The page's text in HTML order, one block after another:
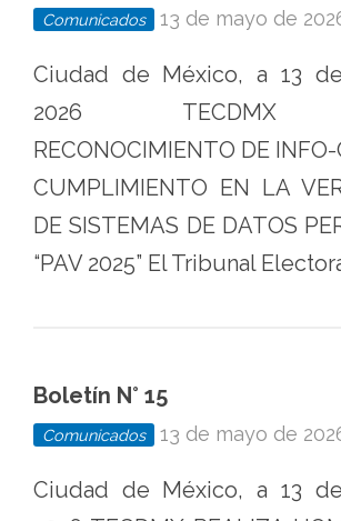
Comunicados 13 de mayo de
Ciudad de México, a 13
2026 TECDMX
RECONOCIMIENTO DE
CUMPLIMIENTO EN LA
DE SISTEMAS DE DATOS
“PAV 2025” El Tribunal
Boletín N° 15
Comunicados 13 de mayo de
Ciudad de México, a 13